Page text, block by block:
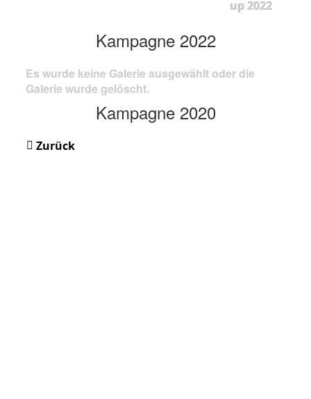
up 2022
Kampagne 2022
Es wurde keine Galerie ausgewählt oder die
Galerie wurde gelöscht.
Kampagne 2020
Zurück